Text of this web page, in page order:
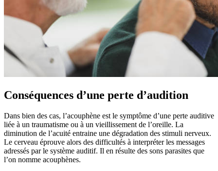
Conséquences d’une perte d’audition
Dans bien des cas, l’acouphène est le symptôme d’une perte auditive
liée à un traumatisme ou à un vieillissement de l’oreille. La
diminution de l’acuité entraine une dégradation des stimuli nerveux.
Le cerveau éprouve alors des difficultés à interpréter les messages
adressés par le système auditif. Il en résulte des sons parasites que
l’on nomme acouphènes.